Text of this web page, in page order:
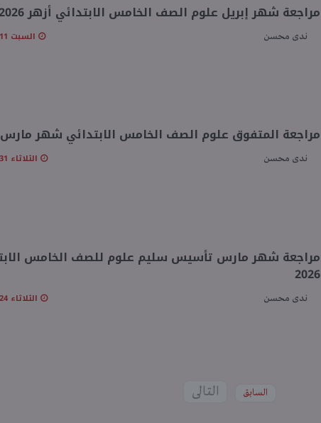
مراجعة شهر إبريل علوم الصف الخامس الابتدائي أزهر 2026
ندى محسن السبت 11-04-2026 05:49 مـ
مراجعة المتفوق علوم الصف الخامس الابتدائي شهر مارس 2026 pdf
ندى محسن الثلاثاء 31-03-2026 02:32 مـ
2026
ندى محسن الثلاثاء 24-03-2026 09:29 مـ
السابق التالى